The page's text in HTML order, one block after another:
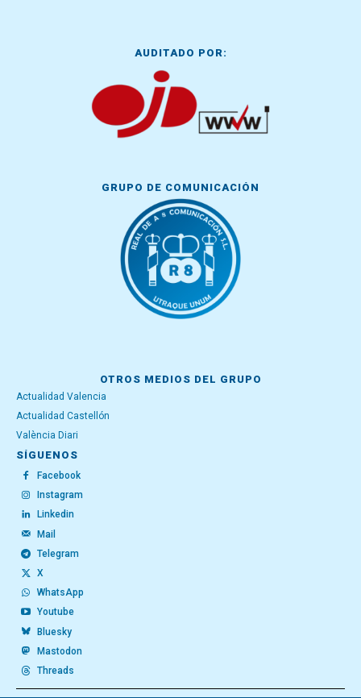
AUDITADO POR:
GRUPO DE COMUNICACIÓN
OTROS MEDIOS DEL GRUPO
Actualidad Valencia
Actualidad Castellón
València Diari
SÍGUENOS
Facebook
Instagram
Linkedin
Mail
Telegram
X
WhatsApp
Youtube
Bluesky
Mastodon
Threads